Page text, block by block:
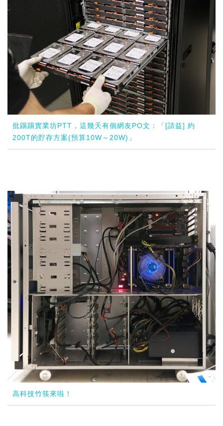
批踢踢實業坊PTT，這幾天有個網友PO文：「[請益] 約
200T的貯存方案(預算10W～20W)」
高科技竹筷來啦！